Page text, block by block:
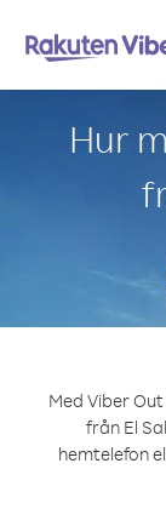
Hur
Med Viber
från El
hemtelefon